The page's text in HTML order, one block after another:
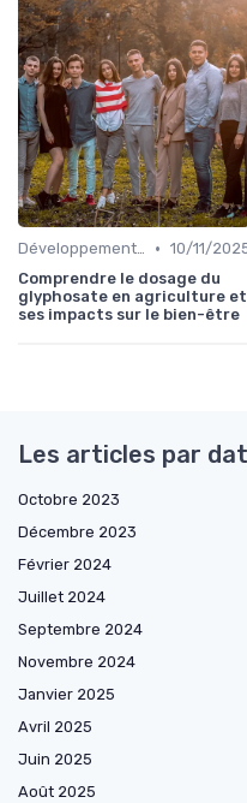
Développement Durable et Bien-être • 10/11/
Comprendre le dosage du
glyphosate en agriculture et
ses impacts sur le bien-être
Les articles par
Octobre 2023
Décembre 2023
Février 2024
Juillet 2024
Septembre 2024
Novembre 2024
Janvier 2025
Avril 2025
Juin 2025
Août 2025